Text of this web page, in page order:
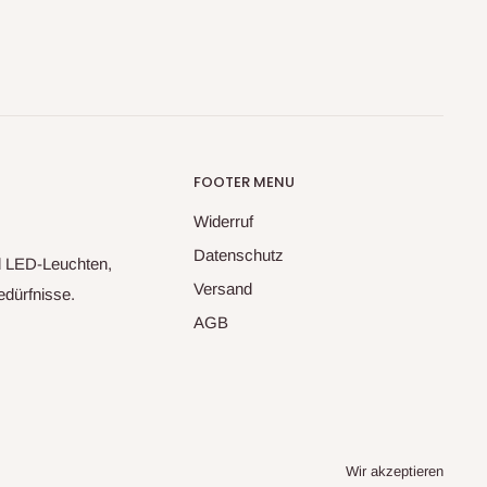
Leuchten,
FOOTER MENU
Widerruf
Datenschutz
Versand
AGB
Wir akzeptieren